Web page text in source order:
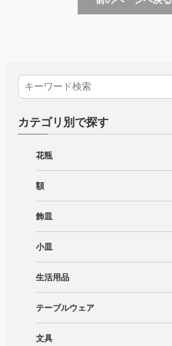
カテゴリ別で探す
花瓶
額
飾皿
小皿
生活用品
テーブルウェア
文具